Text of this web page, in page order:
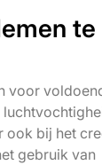
te
voor
ook bij het
gebruik van